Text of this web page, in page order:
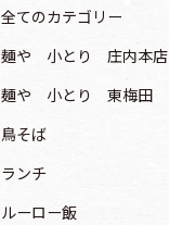
全てのカテゴリー
麺や 小とり 庄内本店
麺や 小とり 東梅田
鳥そば
ランチ
ルーロー飯